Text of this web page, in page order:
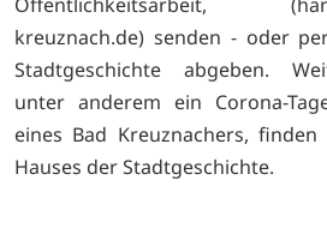
kreuznach.de) senden - oder
Stadtgeschichte abgeben.
unter anderem ein Corona-
eines Bad Kreuznachers,
Hauses der Stadtgeschichte.